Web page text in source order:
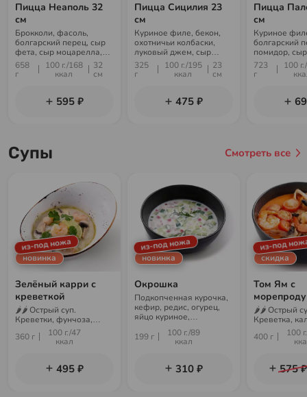
Пицца Неаполь 32
см
Брокколи, фасоль,
болгарский перец, сыр
фета, сыр моцарелла,
кукуруза, соус Оранж
658
г
100 г./168
ккал
32
см
595 ₽
Пицца Сицилия 23
см
Куриное филе, бекон,
охотничьи колбаски,
луковый джем, сыр
моцарелла, соус Бургер
325
г
100 г./195
ккал
23
см
475 ₽
Пицца
см
Куриное
болгарский
помидор, сыр
моцарелла,
гарлик, сыр
723
г
100
Супы Смотреть все
из-под ножа
новинка
Зелёный карри с
креветкой
🌶🌶 Острый суп.
Креветки, фунчоза,
шампиньоны, бульон
карри, лайм, кинза
360 г
100 г./47
ккал
495 ₽
из-под ножа
новинка
Окрошка
Подкопченная курочка,
кефир, редис, огурец,
яйцо куриное,
картофель, укроп,
199 г
100 г./89
ккал
310 ₽
из-под
скидка
Том Ям с
🌶🌶 Острый
Креветка,
бульон том-
помидоры
400 г
100
575 ₽